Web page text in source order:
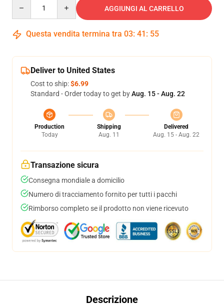
AGGIUNGI AL CARRELLO
Questa vendita termina tra 03: 41 : 54
Deliver to United States
Cost to ship:$6.99
Standard - Order today to get byAug. 15 - Aug. 22
Production
Today
Shipping
Aug. 11
Delivered
Aug. 15 - Aug. 22
Transazione sicura
Consegna mondiale a domicilio
Numero di tracciamento fornito per tutti i pacchi
Rimborso completo se il prodotto non viene ricevuto
Descrizione